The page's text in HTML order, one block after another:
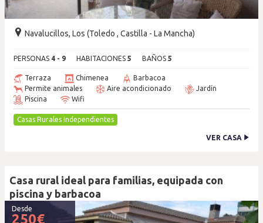
Navalucillos, Los (Toledo , Castilla - La Mancha)
PERSONAS 4 - 9 HABITACIONES 5 BAÑOS 5
Terraza Chimenea
Barbacoa
Permite animales
Aire acondicionado
Jardín
Piscina
Wifi
Casas Rurales Independientes
VER CASA
Casa rural ideal para familias, equipada con
piscina y barbacoa
Desde
250€